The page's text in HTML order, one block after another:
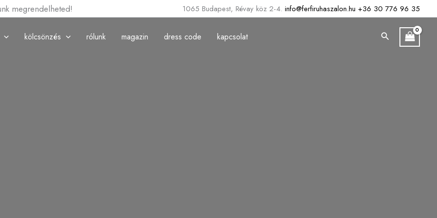
megrendelheted! 1065 Budapest, Révay köz 2-4. info@ferfiruhaszalon.hu +36 30 776 96 35
kölcsönzés rólunk magazin dress code kapcsolat Search